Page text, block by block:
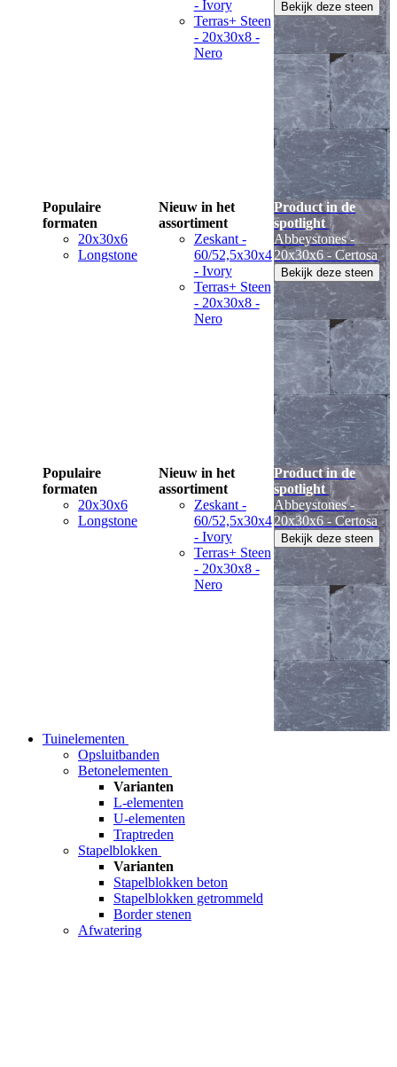
- Ivory
Terras+ Steen
- 20x30x8 -
Nero
Bekijk deze steen
Populaire
formaten
20x30x6
Longstone
Nieuw in het
assortiment
Zeskant -
60/52,5x30x4
- Ivory
Terras+ Steen
- 20x30x8 -
Nero
Product in de
spotlight
Abbeystones -
20x30x6 - Certosa
Bekijk deze steen
Populaire
formaten
20x30x6
Longstone
Nieuw in het
assortiment
Zeskant -
60/52,5x30x4
- Ivory
Terras+ Steen
- 20x30x8 -
Nero
Product in de
spotlight
Abbeystones -
20x30x6 - Certosa
Bekijk deze steen
Tuinelementen
Opsluitbanden
Betonelementen
Varianten
L-elementen
U-elementen
Traptreden
Stapelblokken
Varianten
Stapelblokken beton
Stapelblokken getrommeld
Border stenen
Afwatering